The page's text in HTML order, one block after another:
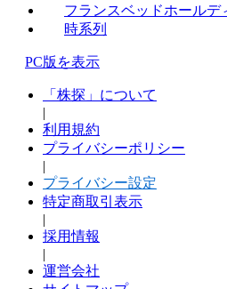
フランスベッドホールデ
時系列
PC版を表示
「株探」について
|
利用規約
プライバシーポリシー
|
プライバシー設定
特定商取引表示
|
採用情報
|
運営会社